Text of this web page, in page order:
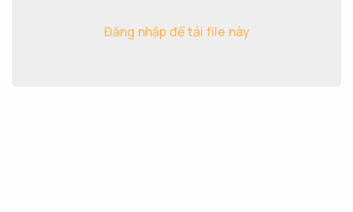
Đăng nhập để tải file này